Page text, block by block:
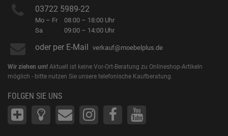
03722 5989-22
Mo – Fr
Sa
08:00 – 18:00 Uhr
09:00 – 14:00 Uhr
oder per E-Mail verkauf@moebelplus.de
Wir ziehen um! Aktuell ist keine Vor-Ort-Beratung zu Onlineshop-Artikeln
möglich - bitte nutzen Sie unsere telefonische Kaufberatung.
FOLGEN SIE UNS